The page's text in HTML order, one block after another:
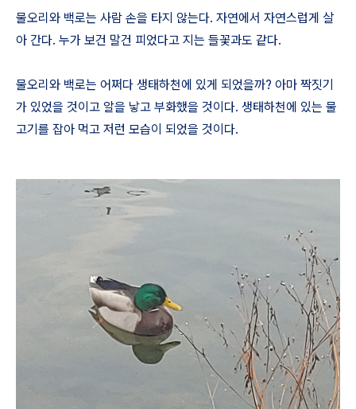
물오리와 백로는 사람 손을 타지 않는다. 자연에서 자연스럽게 살
아 간다. 누가 보건 말건 피었다고 지는 들꽃과도 같다.
물오리와 백로는 어쩌다 생태하천에 있게 되었을까? 아마 짝짓기
가 있었을 것이고 알을 낳고 부화했을 것이다. 생태하천에 있는 물
고기를 잡아 먹고 저런 모습이 되었을 것이다.